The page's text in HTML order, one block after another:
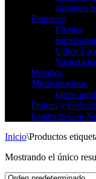
Juguetes
Papelería
Fiestas
Utiles
Helados
Medicamentos
Otros
Dulces y
Contacta Con
Inicio\Productos
Mostrando el único